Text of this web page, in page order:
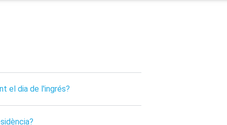
el dia de l'ingrés?